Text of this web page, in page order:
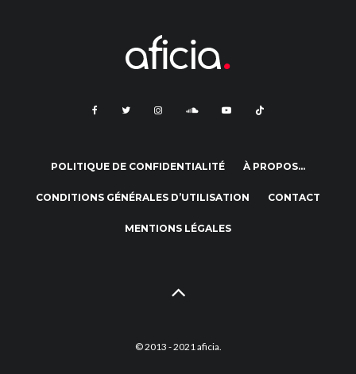
POLITIQUE DE CONFIDENTIALITÉ À PROPOS…
CONDITIONS GÉNÉRALES D’UTILISATION CONTACT
MENTIONS LÉGALES
© 2013 - 2021 aficia.